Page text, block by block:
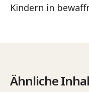
Kindern in
Ähnliche